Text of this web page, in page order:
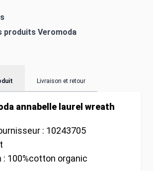
produits Veromoda
Livraison et retour
annabelle laurel wreath
: 10243705
: 100%cotton organic